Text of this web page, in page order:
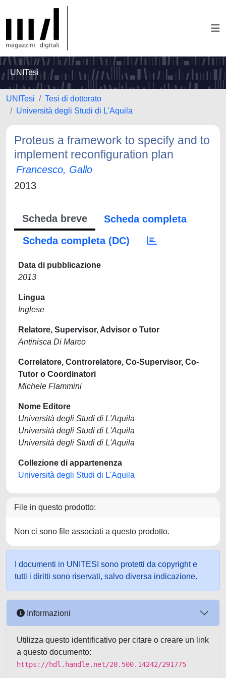
UNITesi
UNITesi
Tesi di dottorato
Università degli Studi di L'Aquila
Proteus a framework to specify and to
implement reconfiguration plan
Francesco, Gallo
2013
Scheda breve
Scheda completa
Scheda completa (DC)
Data di pubblicazione
2013
Lingua
Inglese
Relatore, Supervisor, Advisor o Tutor
Antinisca Di Marco
Correlatore, Controrelatore, Co-Supervisor, Co-
Tutor o Coordinatori
Michele Flammini
Nome Editore
Università degli Studi di L'Aquila
Università degli Studi di L'Aquila
Università degli Studi di L'Aquila
Collezione di appartenenza
Università degli Studi di L'Aquila
File in questo prodotto:
Non ci sono file associati a questo prodotto.
I documenti in UNITESI sono protetti da copyright e
tutti i diritti sono riservati, salvo diversa indicazione.
Informazioni
Utilizza questo identificativo per citare o creare un link
a questo documento:
https://hdl.handle.net/20.500.14242/291775